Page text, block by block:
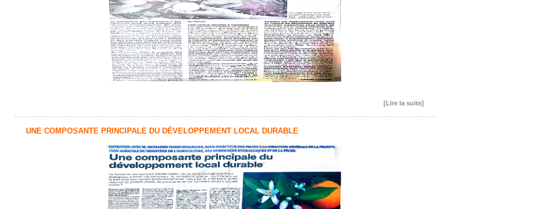
[Lire la suite]
UNE COMPOSANTE PRINCIPALE DU DÉVELOPPEMENT LOCAL DURABLE